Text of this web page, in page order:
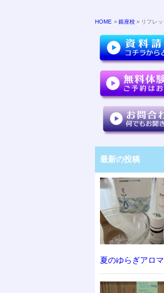
HOME » 銀座校» リフレッ
最新の投稿
夏のゆらぎアロ